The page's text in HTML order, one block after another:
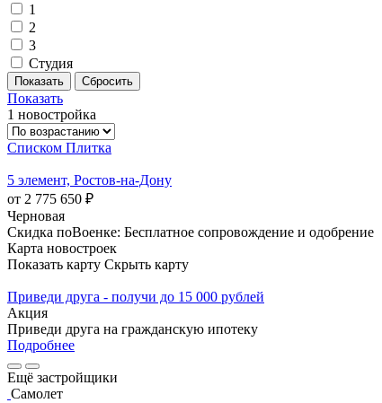
1
2
3
Студия
Показать
1 новостройка
Списком Плитка
5 элемент, Ростов-на-Дону
от 2 775 650 ₽
Черновая
Скидка поВоенке: Бесплатное сопровождение и одобрение
Карта новостроек
Показать карту Скрыть карту
Приведи друга - получи до 15 000 рублей
Акция
Приведи друга на гражданскую ипотеку
Подробнее
Ещё застройщики
Самолет